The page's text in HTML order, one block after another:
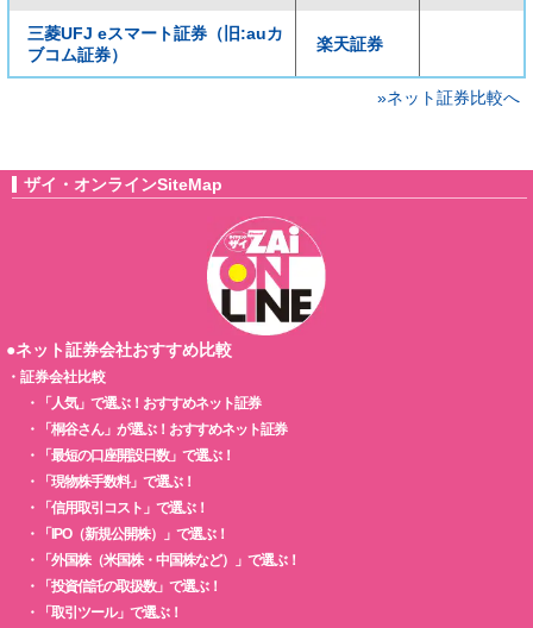
三菱UFJ eスマート証券（旧:auカ
ブコム証券）
楽天証券
»ネット証券比較へ
ザイ・オンラインSiteMap
●ネット証券会社おすすめ比較
・ 証券会社比較
・
「人気」で選ぶ！おすすめネット証券
・
「桐谷さん」が選ぶ！おすすめネット証券
・
「最短の口座開設日数」で選ぶ！
・
「現物株手数料」で選ぶ！
・
「信用取引コスト」で選ぶ！
・
「IPO（新規公開株）」で選ぶ！
・
「外国株（米国株・中国株など）」で選ぶ！
・
「投資信託の取扱数」で選ぶ！
・
「取引ツール」で選ぶ！